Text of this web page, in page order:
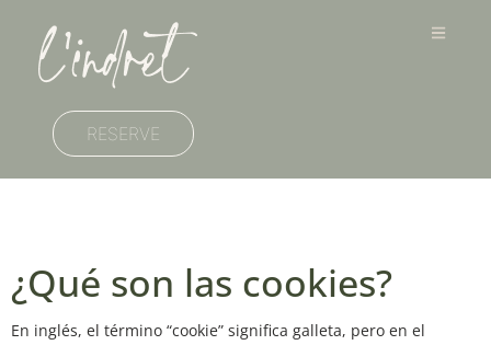
RESERVE
¿Qué son las cookies?
En inglés, el término “cookie” significa galleta, pero en el